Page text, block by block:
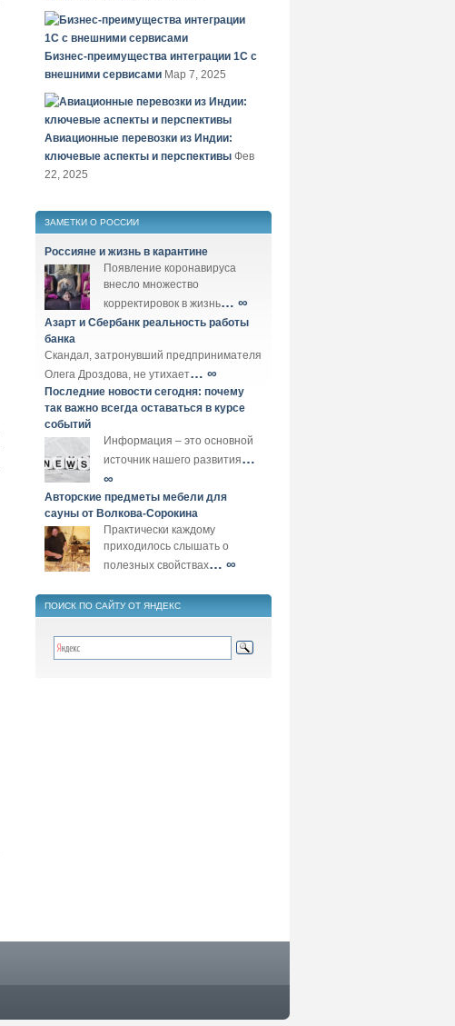
Бизнес-преимущества интеграции 1С с
внешними сервисами Мар 7, 2025
Авиационные перевозки из Индии:
ключевые аспекты и перспективы Фев
22, 2025
ЗАМЕТКИ О РОССИИ
Россияне и жизнь в карантине
Появление коронавируса
внесло множество
корректировок в жизнь… ∞
Азарт и Сбербанк реальность работы
банка
Скандал, затронувший предпринимателя
Олега Дроздова, не утихает… ∞
Последние новости сегодня: почему
так важно всегда оставаться в курсе
событий
Информация – это основной
источник нашего развития…
∞
Авторские предметы мебели для
сауны от Волкова-Сорокина
Практически каждому
приходилось слышать о
полезных свойствах… ∞
ПОИСК ПО САЙТУ ОТ ЯНДЕКС